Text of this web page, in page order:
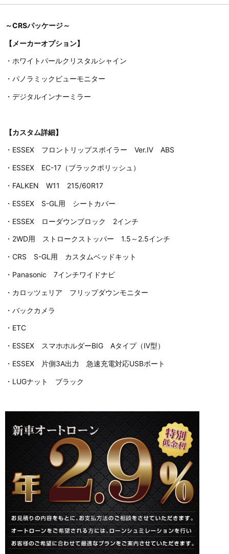
～CRSパッケージ～
【メーカーオプション】
・ホワイトパールクリスタルシャイン
・パノラミックビューモニター
・デジタルインナーミラー
【カスタム詳細】
・ESSEX フロントリップスポイラー Ver.Ⅳ ABS
・ESSEX EC-17（ブラックポリッシュ）
・FALKEN W11 215/60R17
・ESSEX S-GL用 シートカバー
・ESSEX ローダウンブロック 2インチ
・2WD用 ストロークストッパー 1.5～2.5インチ
・CRS S-GL用 カスタムベッドキット
・Panasonic 7インチワイドナビ
・カロッツェリア フリップダウンモニター
・バックカメラ
・ETC
・ESSEX スマホホルダーBIG Aタイプ（Ⅳ型）
・ESSEX 片側3A出力 急速充電対応USBポート
・LUGナット ブラック